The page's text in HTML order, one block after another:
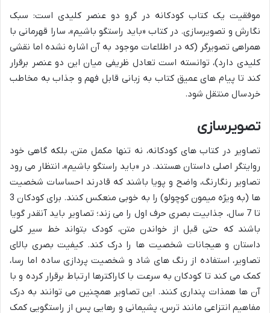
موفقیت یک کتاب کودکانه در گرو دو عنصر کلیدی است: سبک
نگارش و تصویرسازی. در کتاب «باید راستگو باشیم»، سارا قهرمانی با
همراهی تصویرگر (که در اطلاعات موجود به آن اشاره نشده اما نقشی
کلیدی دارد)، توانسته است تعادل ظریفی میان این دو عنصر برقرار
کند تا پیام های عمیق کتاب به زبانی قابل فهم و جذاب به مخاطب
خردسال منتقل شود.
تصویرسازی
تصاویر در کتاب های کودکانه، نه تنها مکمل متن، بلکه گاهی خود
روایتگر اصلی داستان هستند. در «باید راستگو باشیم»، انتظار می رود
تصاویر رنگارنگ، واضح و پویا باشند که قادرند احساسات شخصیت
ها (به ویژه میمون کوچولو) را به خوبی منعکس کنند. برای کودکان 3
تا 7 سال، جذابیت بصری حرف اول را می زند؛ تصاویر باید آنقدر گویا
باشند که حتی قبل از خواندن متن، کودک بتواند خط سیر کلی
داستان و هیجانات شخصیت ها را درک کند. کیفیت بصری بالای
تصاویر، استفاده از رنگ های شاد و شخصیت پردازی ساده اما رسا،
کمک می کند تا کودکان به سرعت با کاراکترها ارتباط برقرار کرده و با
آن ها همذات پنداری کنند. این تصاویر همچنین می توانند به درک
مفاهیم انتزاعی مانند ترس، پشیمانی و رهایی پس از راستگویی کمک